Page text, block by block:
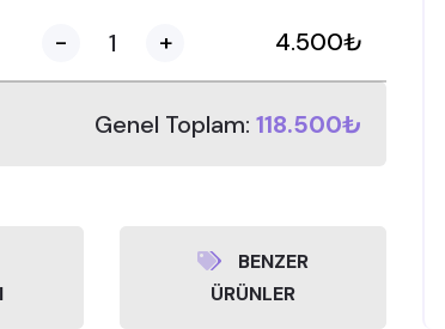
- + 4.500₺
Genel Toplam: 118.500₺
BENZER
ÜRÜNLER